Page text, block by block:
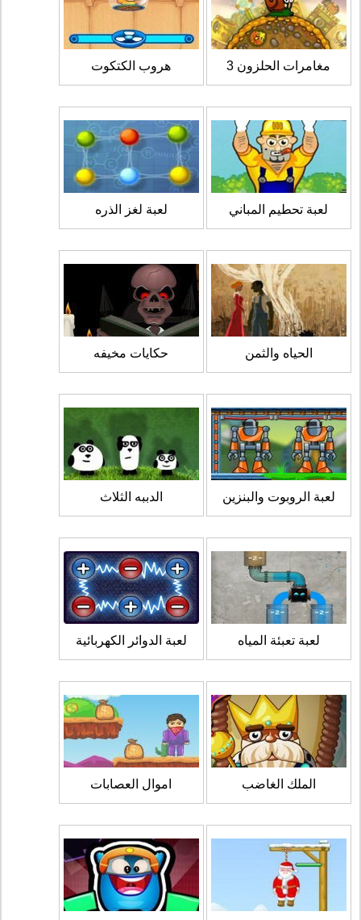
مغامرات الحلزون 3 هروب الكتكوت
لعبة تحطيم المباني لعبة لغز الذره
الحياه والثمن حكايات مخيفه
لعبة الروبوت والبنزين الدببه الثلاث
لعبة تعبئة المياه لعبة الدوائر الكهربائية
الملك الغاضب اموال العصابات